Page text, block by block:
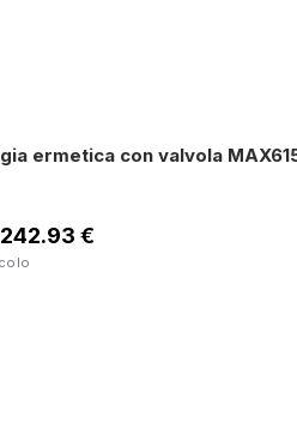
ermetica con valvola
€